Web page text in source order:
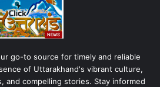
go-to source for timely and reliable
of Uttarakhand's vibrant culture,
and compelling stories. Stay informed